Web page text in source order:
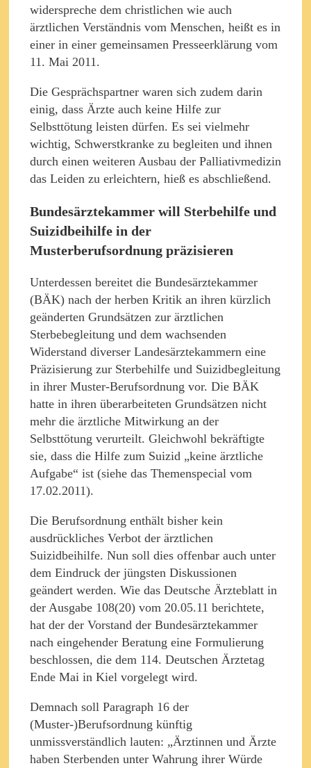
widerspreche dem christlichen wie auch
ärztlichen Verständnis vom Menschen, heißt es in
einer in einer gemeinsamen Presseerklärung vom
11. Mai 2011.
Die Gesprächspartner waren sich zudem darin
einig, dass Ärzte auch keine Hilfe zur
Selbsttötung leisten dürfen. Es sei vielmehr
wichtig, Schwerstkranke zu begleiten und ihnen
durch einen weiteren Ausbau der Palliativmedizin
das Leiden zu erleichtern, hieß es abschließend.
Bundesärztekammer will Sterbehilfe und
Suizidbeihilfe in der
Musterberufsordnung präzisieren
Unterdessen bereitet die Bundesärztekammer
(BÄK) nach der herben Kritik an ihren kürzlich
geänderten Grundsätzen zur ärztlichen
Sterbebegleitung und dem wachsenden
Widerstand diverser Landesärztekammern eine
Präzisierung zur Sterbehilfe und Suizidbegleitung
in ihrer Muster-Berufsordnung vor. Die BÄK
hatte in ihren überarbeiteten Grundsätzen nicht
mehr die ärztliche Mitwirkung an der
Selbsttötung verurteilt. Gleichwohl bekräftigte
sie, dass die Hilfe zum Suizid „keine ärztliche
Aufgabe“ ist (siehe das Themenspecial vom
17.02.2011).
Die Berufsordnung enthält bisher kein
ausdrückliches Verbot der ärztlichen
Suizidbeihilfe. Nun soll dies offenbar auch unter
dem Eindruck der jüngsten Diskussionen
geändert werden. Wie das Deutsche Ärzteblatt in
der Ausgabe 108(20) vom 20.05.11 berichtete,
hat der der Vorstand der Bundesärztekammer
nach eingehender Beratung eine Formulierung
beschlossen, die dem 114. Deutschen Ärztetag
Ende Mai in Kiel vorgelegt wird.
Demnach soll Paragraph 16 der
(Muster-)Berufsordnung künftig
unmissverständlich lauten: „Ärztinnen und Ärzte
haben Sterbenden unter Wahrung ihrer Würde